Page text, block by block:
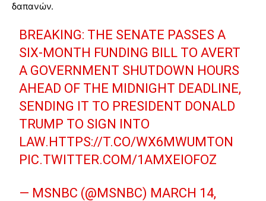
δαπανών.
BREAKING: THE SENATE PASSES A
SIX-MONTH FUNDING BILL TO AVERT
A GOVERNMENT SHUTDOWN HOURS
AHEAD OF THE MIDNIGHT DEADLINE,
SENDING IT TO PRESIDENT DONALD
TRUMP TO SIGN INTO
LAW.HTTPS://T.CO/WX6MWUMTON
PIC.TWITTER.COM/1AMXEIOFOZ
— MSNBC (@MSNBC) MARCH 14,